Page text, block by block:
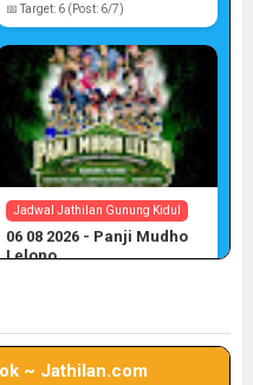
📅 Target: 6 (Post: 6/7)
Jadwal Jathilan Gunung Kidul
06 08 2026 - Panji Mudho
Lelono
~ Jathilan.com